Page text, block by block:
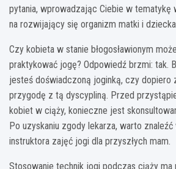
pytania, wprowadzając Ciebie w tematykę
na rozwijający się organizm matki i
Czy kobieta w stanie błogosławionym
praktykować jogę? Odpowiedź brzmi: tak.
jesteś doświadczoną joginką, czy dopiero
przygodę z tą dyscypliną. Przed
kobiet w ciąży, konieczne jest
Po uzyskaniu zgody lekarza, warto
instruktora zajęć jogi dla przyszłych mam.
Stosowanie technik jogi podczas ciąży ma